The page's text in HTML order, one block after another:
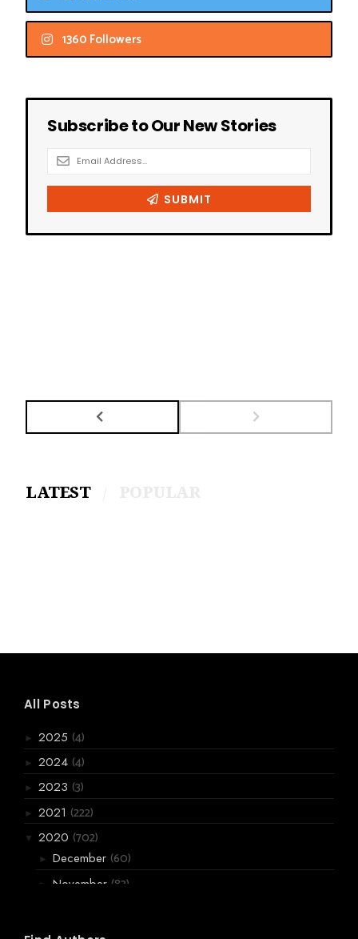
1360 Followers
LATEST
All Posts
► 2025 (4)
► 2024 (4)
► 2023 (3)
► 2021 (222)
▼ 2020 (702)
► December (60)
► November (83)